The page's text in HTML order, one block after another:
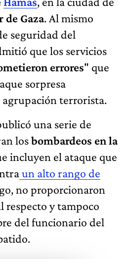
de Gaza. Al mismo
seguridad del
que los servicios
errores" que
sorpresa
terrorista.
una serie de
losbombardeos en la
incluyen el ataque que
un alto rango de
no proporcionaron
respecto y tampoco
del funcionario del